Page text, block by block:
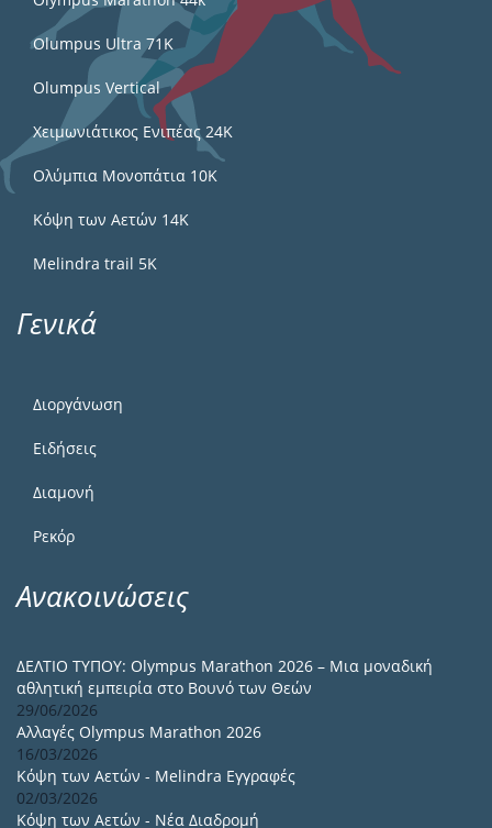
Olumpus Ultra 71K
Olumpus Vertical
Χειμωνιάτικος Ενιπέας 24Κ
Ολύμπια Μονοπάτια 10Κ
Κόψη των Αετών 14Κ
Melindra trail 5Κ
Γενικά
Διοργάνωση
Ειδήσεις
Διαμονή
Ρεκόρ
Ανακοινώσεις
ΔΕΛΤΙΟ ΤΥΠΟΥ: Olympus Marathon 2026 – Μια μοναδική
αθλητική εμπειρία στο Βουνό των Θεών
29/06/2026
Αλλαγές Olympus Marathon 2026
16/03/2026
Κόψη των Αετών - Melindra Εγγραφές
02/03/2026
Κόψη των Αετών - Νέα Διαδρομή